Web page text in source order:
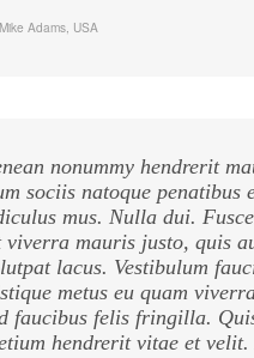
Mike Adams, USA
nonummy hendrerit
sociis natoque penatibus
mus. Nulla dui.
viverra mauris justo, quis
lacus. Vestibulum
metus eu quam
faucibus felis fringilla.
hendrerit vitae et